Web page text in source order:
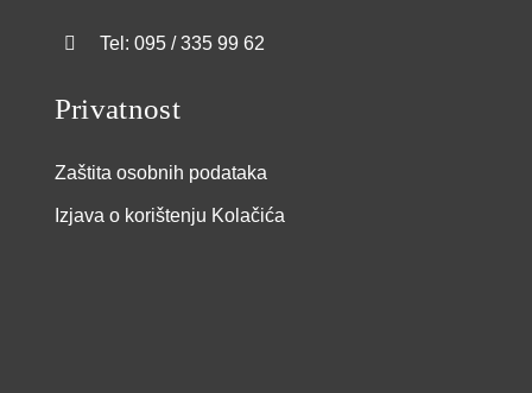
Tel: 095 / 335 99 62
Privatnost
Zaštita osobnih podataka
Izjava o korištenju Kolačića